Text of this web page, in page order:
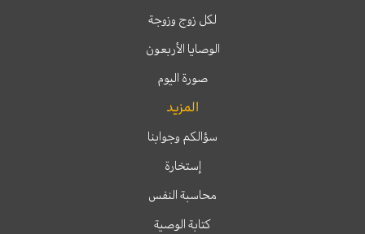
لكل زوج وزوجة
الوصايا الأربعون
صورة اليوم
المزيد
سؤالكم وجوابنا
إستخارة
محاسبة النفس
كتابة الوصية